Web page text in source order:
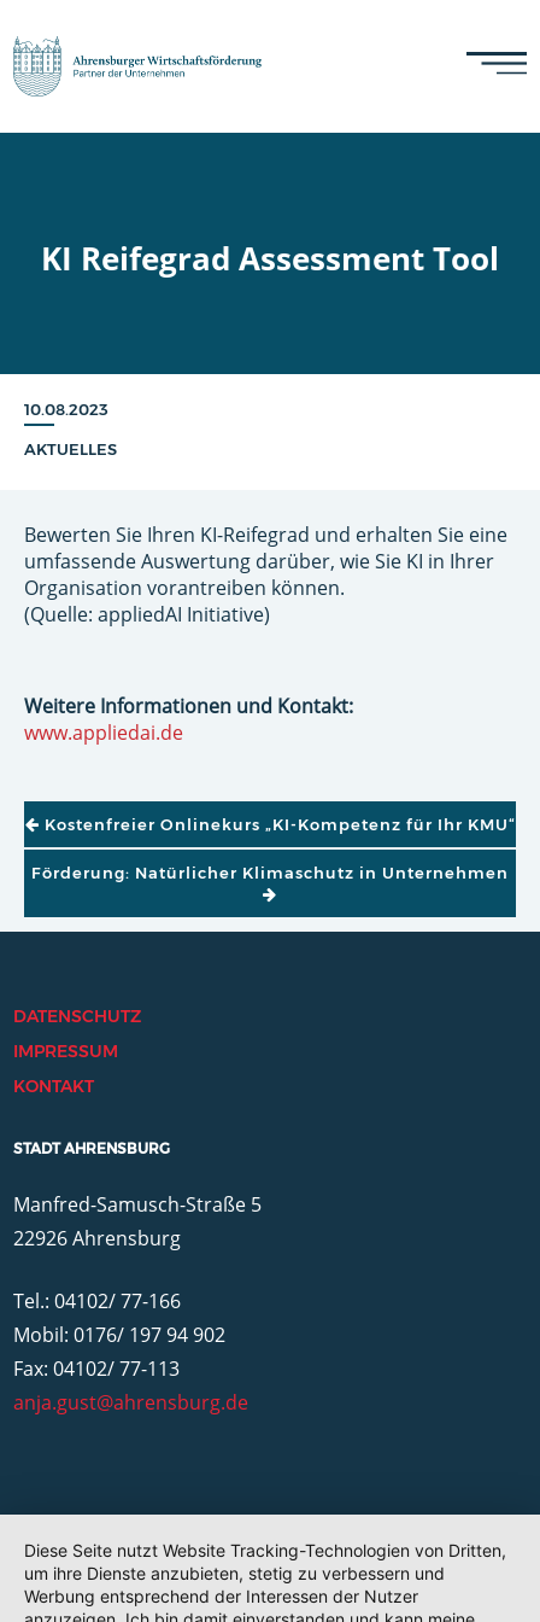
KI Reifegrad Assessment Tool
10.08.2023
AKTUELLES
Bewerten Sie Ihren KI-Reifegrad und erhalten Sie eine
umfassende Auswertung darüber, wie Sie KI in Ihrer
Organisation vorantreiben können.
(Quelle: appliedAI Initiative)
Weitere Informationen und Kontakt:
www.appliedai.de
BEITRAGSNAVIGATION
Kostenfreier Onlinekurs „KI-Kompetenz für Ihr KMU“
Förderung: Natürlicher Klimaschutz in Unternehmen
DATENSCHUTZ
IMPRESSUM
KONTAKT
STADT AHRENSBURG
Manfred-Samusch-Straße 5
22926 Ahrensburg
Tel.: 04102/ 77-166
Mobil: 0176/ 197 94 902
Fax: 04102/ 77-113
anja.gust@ahrensburg.de
Diese Seite nutzt Website Tracking-Technologien von Dritten,
um ihre Dienste anzubieten, stetig zu verbessern und
Werbung entsprechend der Interessen der Nutzer